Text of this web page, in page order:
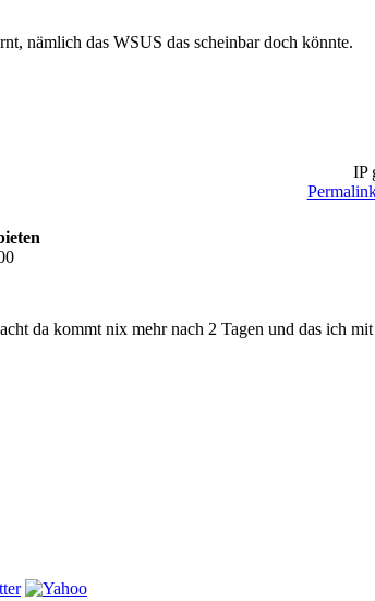
nämlich das WSUS das scheinbar doch könnte.
IP
da kommt nix mehr nach 2 Tagen und das ich